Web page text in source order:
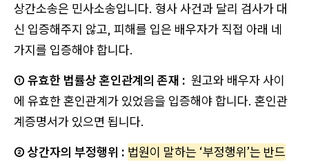
상간소송은 민사소송입니다. 형사 사건과 달리 검사가 대
신 입증해주지 않고, 피해를 입은 배우자가 직접 아래 네
가지를 입증해야 합니다.
① 유효한 법률상 혼인관계의 존재 : 원고와 배우자 사이
에 유효한 혼인관계가 있었음을 입증해야 합니다. 혼인관
계증명서가 있으면 됩니다.
② 상간자의 부정행위 : 법원이 말하는 ‘부정행위’는 반드